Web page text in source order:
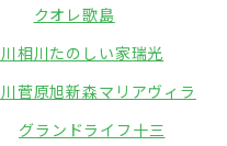
クオレ歌島
相川たのしい家瑞光
菅原旭新森マリアヴィラ
グランドライフ十三